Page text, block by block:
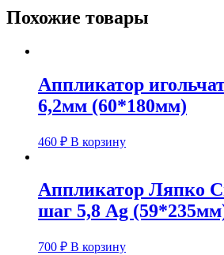
Похожие товары
Аппликатор
6,2мм (60*180мм)
460 ₽ В корзину
Аппликатор Ляпко
шаг 5,8 Ag
700 ₽ В корзину